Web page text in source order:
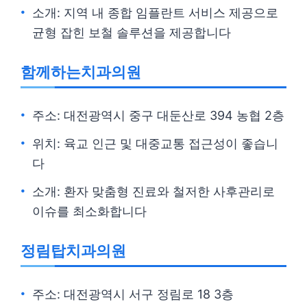
소개: 지역 내 종합 임플란트 서비스 제공으로
균형 잡힌 보철 솔루션을 제공합니다
함께하는치과의원
주소: 대전광역시 중구 대둔산로 394 농협 2층
위치: 육교 인근 및 대중교통 접근성이 좋습니
다
소개: 환자 맞춤형 진료와 철저한 사후관리로
이슈를 최소화합니다
정림탑치과의원
주소: 대전광역시 서구 정림로 18 3층